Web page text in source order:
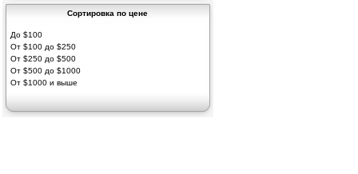
Сортировка по цене
До $100
От $100 до $250
От $250 до $500
От $500 до $1000
От $1000 и выше